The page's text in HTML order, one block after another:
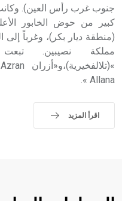
جنوب غرب رأس العين).
كبير من حوض الخابور
(منطقة ديار بكر)، وغرباً
Allana ».
اقرأ المزيد